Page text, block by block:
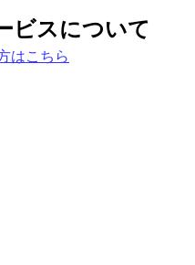
ビスについて
はこちら